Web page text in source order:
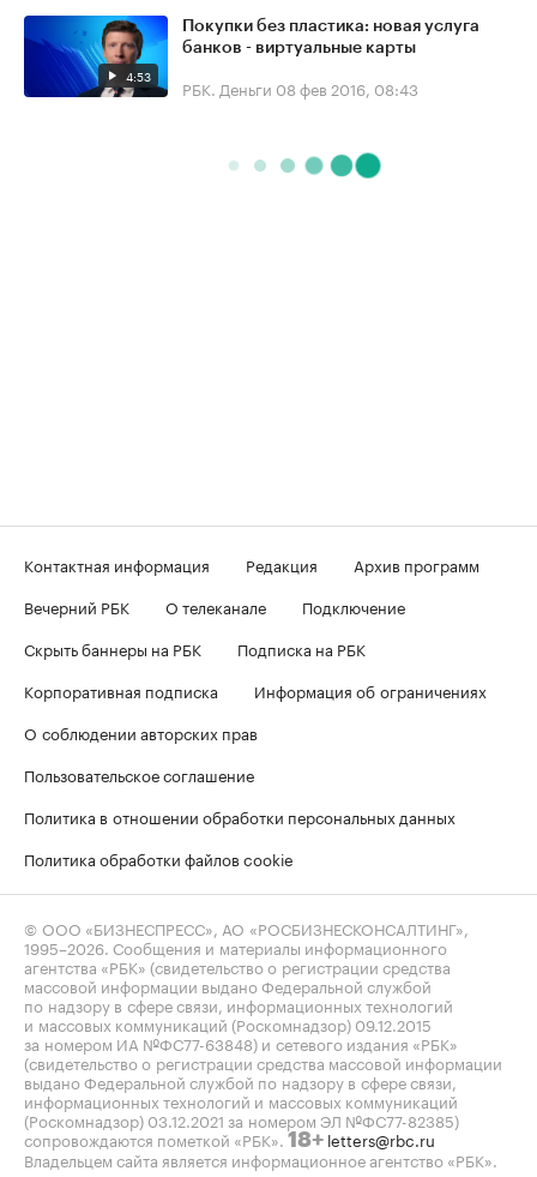
4:53
Покупки без пластика: новая услуга
банков - виртуальные карты
РБК. Деньги 08 фев 2016, 08:43
Контактная информация Редакция
Архив программ
Вечерний РБК
О телеканале
Подключение
Скрыть баннеры на РБК
Подписка на РБК
Корпоративная подписка
Информация об ограничениях
О соблюдении авторских прав
Пользовательское соглашение
Политика в отношении обработки персональных данных
Политика обработки файлов cookie
© ООО «БИЗНЕСПРЕСС», АО «РОСБИЗНЕСКОНСАЛТИНГ»,
1995–2026 . Сообщения и материалы информационного
агентства «РБК» (свидетельство о регистрации средства
массовой информации выдано Федеральной службой
по надзору в сфере связи, информационных технологий
и массовых коммуникаций (Роскомнадзор) 09.12.2015
за номером ИА №ФС77-63848) и сетевого издания «РБК»
(свидетельство о регистрации средства массовой информации
выдано Федеральной службой по надзору в сфере связи,
информационных технологий и массовых коммуникаций
(Роскомнадзор) 03.12.2021 за номером ЭЛ №ФС77-82385)
сопровождаются пометкой «РБК». 18+ letters@rbc.ru
Владельцем сайта является информационное агентство «РБК».